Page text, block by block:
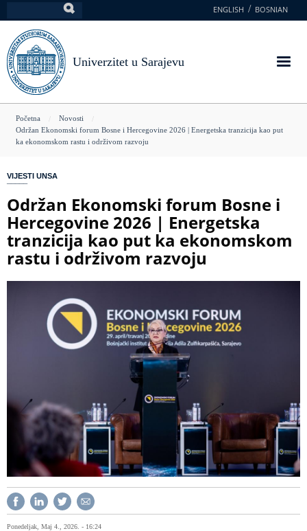
na
glavni
sadržaj
ENGLISH BOSNIAN
Univerzitet u Sarajevu
You
are
Početna
Novosti
Održan Ekonomski forum Bosne i Hercegovine 2026 | Energetska tranzicija kao put
ka ekonomskom rastu i održivom razvoju
VIJESTI UNSA
Održan Ekonomski forum Bosne i
Hercegovine 2026 | Energetska
tranzicija kao put ka ekonomskom
rastu i održivom razvoju
Ponedeljak, Maj 4., 2026. - 16:24